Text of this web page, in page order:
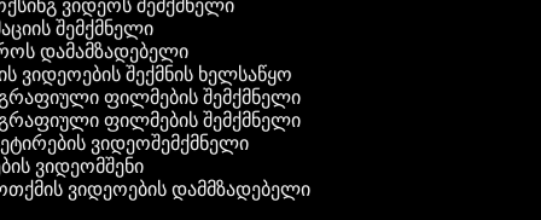
ვიდეოს შემქმნელი
შემქმნელი
დამამზადებელი
ვიდეოების შექმნის ხელსაწყო
ფილმების შემქმნელი
ფილმების შემქმნელი
ვიდეოშემქმნელი
ვიდეომშენი
ვიდეოების დამმზადებელი